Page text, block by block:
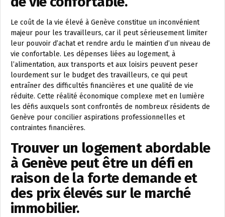
Le coût de la vie élevé à Genève constitue un inconvénient
majeur pour les travailleurs, car il peut sérieusement limiter
leur pouvoir d’achat et rendre ardu le maintien d’un niveau de
vie confortable. Les dépenses liées au logement, à
l’alimentation, aux transports et aux loisirs peuvent peser
lourdement sur le budget des travailleurs, ce qui peut
entraîner des difficultés financières et une qualité de vie
réduite. Cette réalité économique complexe met en lumière
les défis auxquels sont confrontés de nombreux résidents de
Genève pour concilier aspirations professionnelles et
contraintes financières.
Trouver un logement abordable
à Genève peut être un défi en
raison de la forte demande et
des prix élevés sur le marché
immobilier.